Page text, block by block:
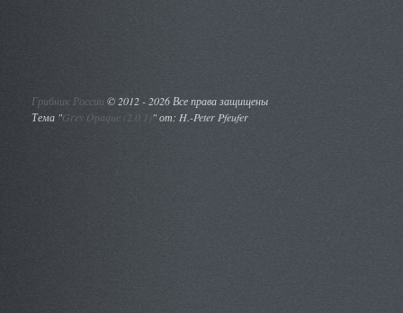
Грибник России ©2012 - 2026 Все права защищены
Тема "Grey Opaque (2.0.1)" от: H.-Peter Pfeufer